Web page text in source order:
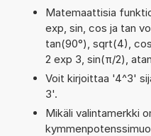
Matemaattisia
exp, sin, cos ja tan
tan(90°), sqrt(4),
2 exp 3, sin(π/2),
Voit kirjoittaa '4^3'
3'.
Mikäli valintamerkki